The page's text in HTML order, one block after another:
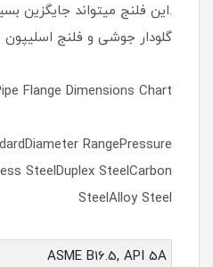
.این فلنج میتواند جایگزین
گلودار جوشی و فلنج اسلیپون
Flange Dimensions Chart
RangePressure
SteelDuplex SteelCarbon
SteelAlloy Steel
ASME B16.5, API 5A